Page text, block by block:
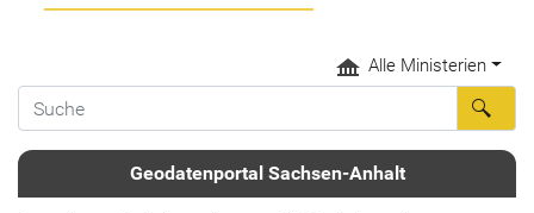
Alle Ministerien
Geodatenportal Sachsen-Anhalt